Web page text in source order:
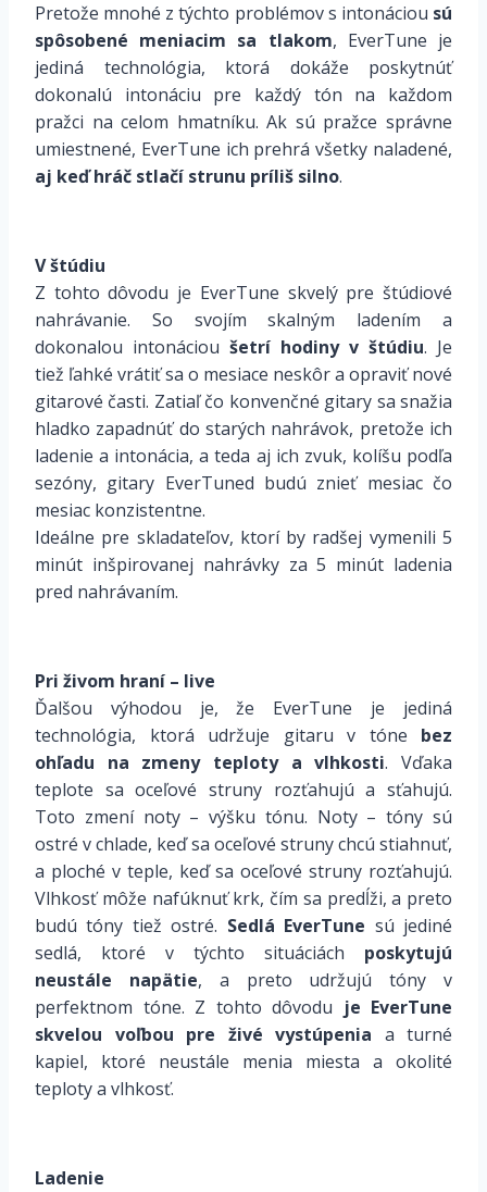
Pretože mnohé z týchto problémov s intonáciou sú
spôsobené meniacim sa tlakom, EverTune je
jediná technológia, ktorá dokáže poskytnúť
dokonalú intonáciu pre každý tón na každom
pražci na celom hmatníku. Ak sú pražce správne
umiestnené, EverTune ich prehrá všetky naladené,
aj keď hráč stlačí strunu príliš silno.
V štúdiu
Z tohto dôvodu je EverTune skvelý pre štúdiové
nahrávanie. So svojím skalným ladením a
dokonalou intonáciou šetrí hodiny v štúdiu. Je
tiež ľahké vrátiť sa o mesiace neskôr a opraviť nové
gitarové časti. Zatiaľ čo konvenčné gitary sa snažia
hladko zapadnúť do starých nahrávok, pretože ich
ladenie a intonácia, a teda aj ich zvuk, kolíšu podľa
sezóny, gitary EverTuned budú znieť mesiac čo
mesiac konzistentne.
Ideálne pre skladateľov, ktorí by radšej vymenili 5
minút inšpirovanej nahrávky za 5 minút ladenia
pred nahrávaním.
Pri živom hraní – live
Ďalšou výhodou je, že EverTune je jediná
technológia, ktorá udržuje gitaru v tóne bez
ohľadu na zmeny teploty a vlhkosti. Vďaka
teplote sa oceľové struny rozťahujú a sťahujú.
Toto zmení noty – výšku tónu. Noty – tóny sú
ostré v chlade, keď sa oceľové struny chcú stiahnuť,
a ploché v teple, keď sa oceľové struny rozťahujú.
Vlhkosť môže nafúknuť krk, čím sa predĺži, a preto
budú tóny tiež ostré. Sedlá EverTune sú jediné
sedlá, ktoré v týchto situáciách poskytujú
neustále napätie, a preto udržujú tóny v
perfektnom tóne. Z tohto dôvodu je EverTune
skvelou voľbou pre živé vystúpenia a turné
kapiel, ktoré neustále menia miesta a okolité
teploty a vlhkosť.
Ladenie